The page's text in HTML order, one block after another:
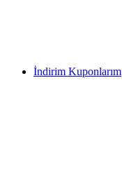
İndirim Kuponlarım